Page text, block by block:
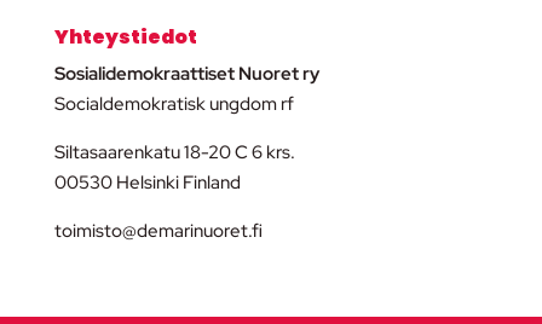
Yhteystiedot
Sosialidemokraattiset Nuoret ry
Socialdemokratisk ungdom rf
Siltasaarenkatu 18-20 C 6 krs.
00530 Helsinki Finland
toimisto@demarinuoret.fi